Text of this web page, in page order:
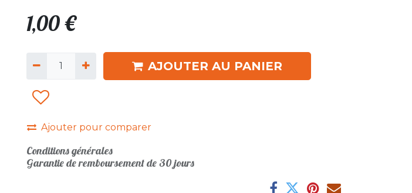
1,00€
AJOUTER AU PANIER
Ajouter pour comparer
Conditions générales
Garantie de remboursement de 30 jours